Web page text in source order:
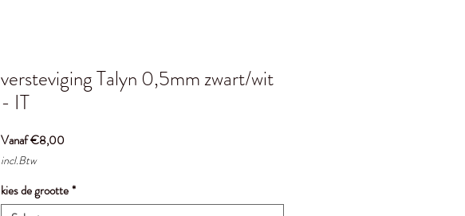
versteviging Talyn 0,5mm zwart/wit
- IT
Vanaf€8,00Verkoopprijs
incl.Btw
kies de grootte*